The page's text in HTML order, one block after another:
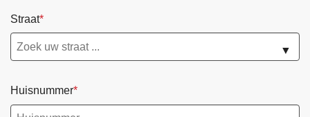
Straat
▼
Huisnummer